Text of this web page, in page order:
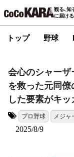
観る､知
に届け
トップ 野球
会心のシャー
を救った元同
した要素がキッ
プロ野球 メジャ
2025/8/9